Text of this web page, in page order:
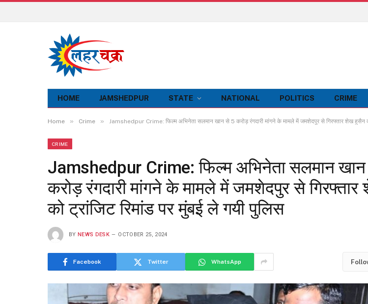
HOME JAMSHEDPUR STATE NATIONAL POLITICS CRIME
Home » Crime » Jamshedpur Crime: फिल्म अभिनेता सलमान खान से 5 करोड़ रंगदारी मांगने के मामले में जमशेदपुर से गिरफ्तार शेख हुसैन
CRIME
Jamshedpur Crime: फिल्म अभिनेता सलमान
करोड़ रंगदारी मांगने के मामले में जमशेदपुर से
को ट्रांजिट रिमांड पर मुंबई ले गयी पुलिस
BY NEWS DESK OCTOBER 25, 2024
Facebook Twitter WhatsApp